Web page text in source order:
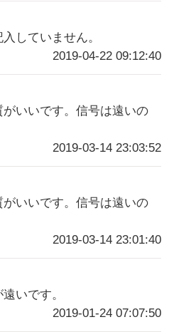
していません。
2019-04-22 09:12:40
いいです。信号は遠いの
2019-03-14 23:03:52
いいです。信号は遠いの
2019-03-14 23:01:40
いです。
2019-01-24 07:07:50